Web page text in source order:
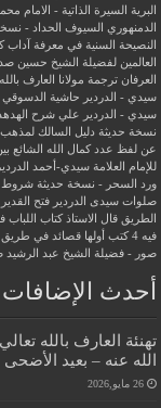
البرية
السيرة الذاتية - الامام
الدمنهوري
السيوف الحداد -
النصيحة السنية في معرفة
العالمين لفضيلة الشيخ حسين
العرفان ترجمة مولانا العارف
سيدي - الدردير
حاشية الدسوقي
سيدي - الدردير علي شرح
نسخة حديثة دليل السالك لمذهب
عن لفظ عدد كمال الله الشائع
للإمام العلامة سيدي-أحمد الدردير
ورد السحر - نسخة حديثة شروط
صلوات سيدى الدردير فتح
الطريق
قال الاستاذ كتاب اللباب
فيه 4 كتب أولها قصائد في طريق الصوفية
صور - فضيلة الشيخ عبد الرشيد
أحدث الإضافات
تهنئة العارف بالله
الله عنه – بعيد الأضحى
26 مايو,2026